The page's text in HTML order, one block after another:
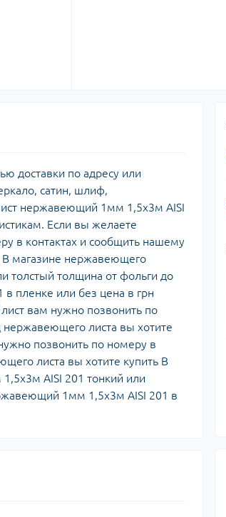
доставки по адресу или
сатин, шлиф,
нержавеющий 1мм 1,5х3м AISI
Если вы желаете
в контактах и сообщить нашему
В магазине нержавеющего
толстый толщина от фольги до
пленке или без цена в грн
вам нужно позвонить по
листа вы хотите
позвонить по номеру в
листа вы хотите купить В
AISI 201 тонкий или
1мм 1,5х3м AISI 201 в